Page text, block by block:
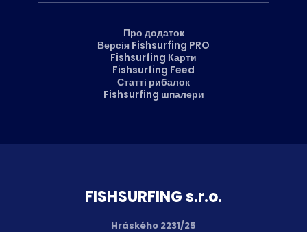
FISH­SURFING s.r.o.
Hráského 2231/25
Про додаток
Версія Fishsurfing PRO
Fishsurfing Карти
Fishsurfing Feed
Статті рибалок
Fishsurfing шпалери